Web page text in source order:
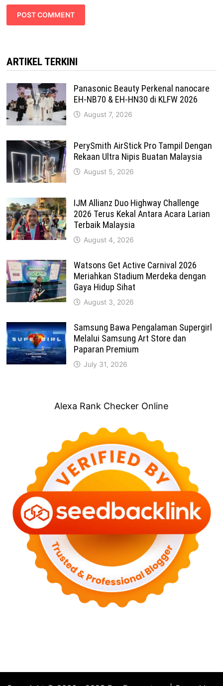
ARTIKEL TERKINI
Panasonic Beauty Perkenal nanocare
EH-NB70 & EH-HN30 di KLFW 2026
August 7, 2026
PerySmith AirStick Pro Tampil Dengan
Rekaan Ultra Nipis Buatan Malaysia
August 5, 2026
IJM Allianz Duo Highway Challenge
2026 Terus Kekal Antara Acara Larian
Terbaik Malaysia
August 4, 2026
Watsons Get Active Carnival 2026
Meriahkan Stadium Merdeka dengan
Gaya Hidup Sihat
August 3, 2026
Samsung Bawa Pengalaman Supergirl
Melalui Samsung Art Store dan
Paparan Premium
July 31, 2026
Alexa Rank Checker Online